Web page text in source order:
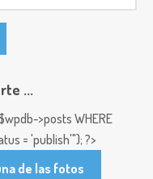
...
>posts WHERE
= 'publish'"); ?>
de las fotos